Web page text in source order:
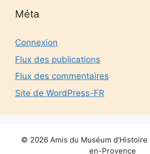
Méta
Connexion
Flux des publications
Flux des commentaires
Site de WordPress-FR
© 2026 Amis du Muséum d'Histoire
en-Provence